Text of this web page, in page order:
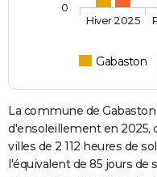
Gabaston
Hiver 2025
0
La commune de
d'ensoleillement en 2025,
villes de 2 112 heures de
l'équivalent de 85 jours de